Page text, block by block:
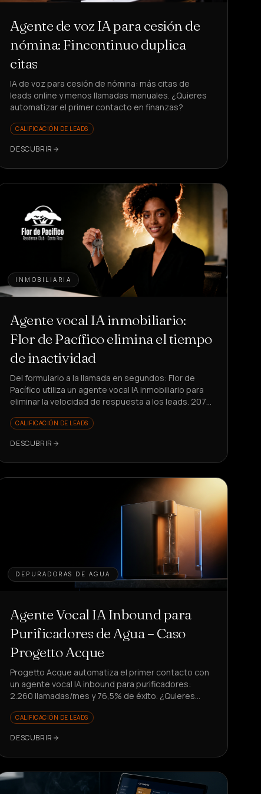
Agente de voz IA para cesión de
nómina: Fincontinuo duplica
citas
IA de voz para cesión de nómina: más citas de
leads online y menos llamadas manuales. ¿Quieres
automatizar el primer contacto en finanzas?
CALIFICACIÓN DE LEADS
DESCUBRIR
INMOBILIARIA
Agente vocal IA inmobiliario:
Flor de Pacífico elimina el tiempo
de inactividad
Del formulario a la llamada en segundos: Flor de
Pacífico utiliza un agente vocal IA inmobiliario para
eliminar la velocidad de respuesta a los leads. 207
respuestas.
CALIFICACIÓN DE LEADS
DESCUBRIR
DEPURADORAS DE AGUA
Agente Vocal IA Inbound para
Purificadores de Agua – Caso
Progetto Acque
Progetto Acque automatiza el primer contacto con
un agente vocal IA inbound para purificadores:
2.260 llamadas/mes y 76,5% de éxito. ¿Quieres
CALIFICACIÓN DE LEADS
DESCUBRIR